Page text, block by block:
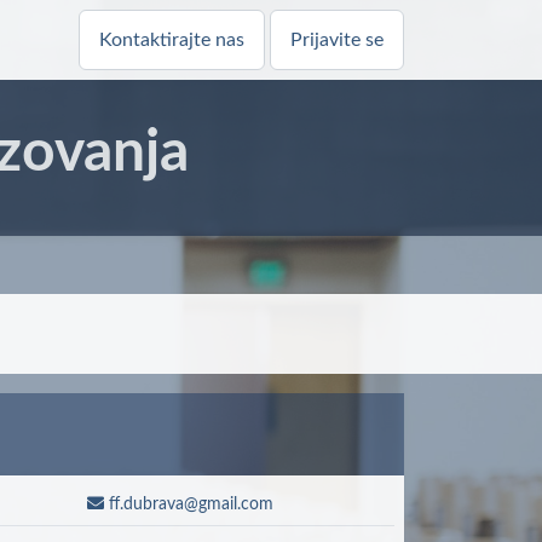
Kontaktirajte nas Prijavite se
ff.dubrava@gmail.com